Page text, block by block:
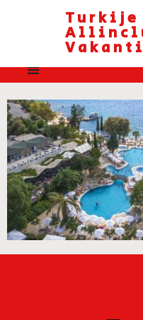
Turkije